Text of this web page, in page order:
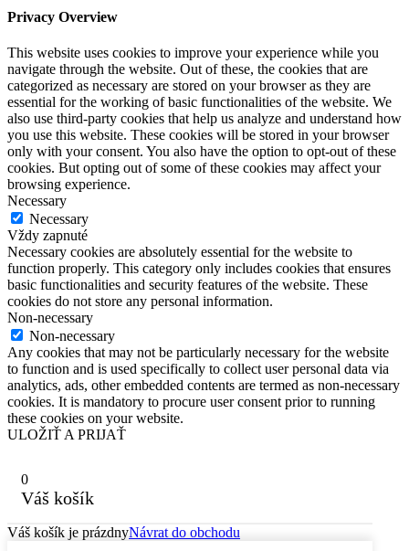
Privacy Overview
This website uses cookies to improve your experience while you
navigate through the website. Out of these, the cookies that are
categorized as necessary are stored on your browser as they are
essential for the working of basic functionalities of the website. We
also use third-party cookies that help us analyze and understand how
you use this website. These cookies will be stored in your browser
only with your consent. You also have the option to opt-out of these
cookies. But opting out of some of these cookies may affect your
browsing experience.
Necessary
Necessary
Vždy zapnuté
Necessary cookies are absolutely essential for the website to
function properly. This category only includes cookies that ensures
basic functionalities and security features of the website. These
cookies do not store any personal information.
Non-necessary
Non-necessary
Any cookies that may not be particularly necessary for the website
to function and is used specifically to collect user personal data via
analytics, ads, other embedded contents are termed as non-necessary
cookies. It is mandatory to procure user consent prior to running
these cookies on your website.
ULOŽIŤ A PRIJAŤ
0
Váš košík
Váš košík je prázdnyNávrat do obchodu